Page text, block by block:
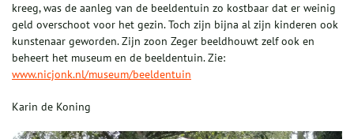
kreeg, was de aanleg van de beeldentuin zo kostbaar dat er weinig
geld overschoot voor het gezin. Toch zijn bijna al zijn kinderen ook
kunstenaar geworden. Zijn zoon Zeger beeldhouwt zelf ook en
beheert het museum en de beeldentuin. Zie:
www.nicjonk.nl/museum/beeldentuin
Karin de Koning